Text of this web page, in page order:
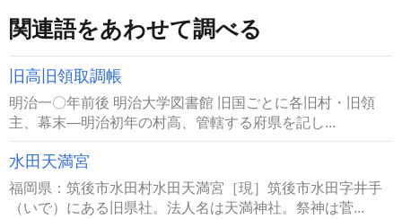
関連語をあわせて調べる
旧高旧領取調帳
明治一〇年前後 明治大学図書館 旧国ごとに各旧村・旧領
主、幕末―明治初年の村高、管轄する府県を記し...
水田天満宮
福岡県：筑後市水田村水田天満宮［現］筑後市水田字井手
（いで）にある旧県社。法人名は天満神社。祭神は菅...